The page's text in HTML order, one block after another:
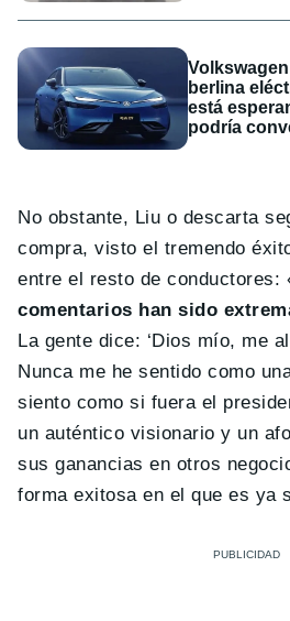
berlina
está
podría
No obstante, Liu o descarta
compra, visto el tremendo
entre el resto de conductores:
comentarios han sido
La gente dice: ‘Dios mío, me
Nunca me he sentido como
siento como si fuera el
un auténtico visionario y un
sus ganancias en otros
forma exitosa en el que es ya